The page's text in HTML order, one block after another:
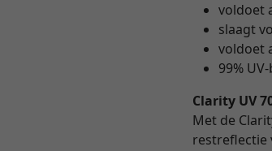
voldoet
slaagt
voldoet
99%
Clarity UV
Met de
restreflectie